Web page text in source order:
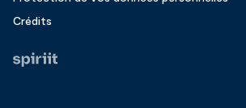
Crédits